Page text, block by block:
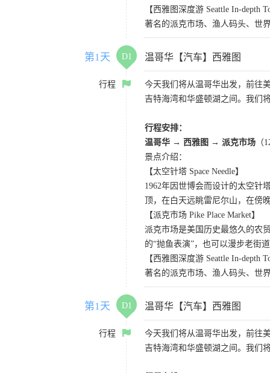
【西雅图深度游 Seattle In-depth
著名的派克市场、渔人码头、世
第1天 D1 温哥华【汽车】西雅图
行程
今天我们将从温哥华出发，前往
吉特海湾和华盛顿湖之间。我们
行程安排：
温哥华 → 西雅图 → 派克市场 （
景点介绍：
【太空针塔 Space Needle】
1962年因世博会而设计的太空针
顶，在白天远眺雷尼尔山，在傍
【派克市场 Pike Place Market】
派克市场是美国历史最悠久的农
的“抛鱼表演”，也可以漫步老街
【西雅图深度游 Seattle In-depth
著名的派克市场、渔人码头、世
第1天 D1 温哥华【汽车】西雅图
行程
今天我们将从温哥华出发，前往
吉特海湾和华盛顿湖之间。我们